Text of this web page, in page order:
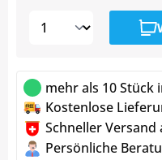
mehr als 10 Stück
Kostenlose
Schneller Versand
Persönliche